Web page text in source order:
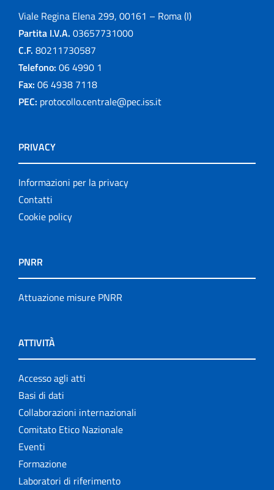
Viale Regina Elena 299, 00161 – Roma (I)
Partita I.V.A. 03657731000
C.F. 80211730587
Telefono: 06 4990 1
Fax: 06 4938 7118
PEC: protocollo.centrale@pec.iss.it
PRIVACY
Informazioni per la privacy
Contatti
Cookie policy
PNRR
Attuazione misure PNRR
ATTIVITÀ
Accesso agli atti
Basi di dati
Collaborazioni internazionali
Comitato Etico Nazionale
Eventi
Formazione
Laboratori di riferimento